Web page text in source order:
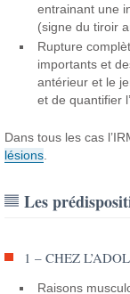
entrainant une
(signe du tiroir
Rupture
importants et
antérieur et le
et de quantifier
Dans tous les cas
lésions.
Les
1 – CHEZ
Raisons